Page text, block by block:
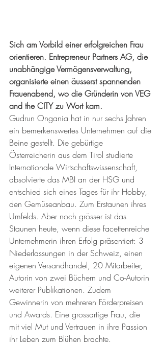
Sich am Vorbild einer erfolgreichen Frau
orientieren. Entrepreneur Partners AG, die
unabhängige Vermögensverwaltung,
organisierte einen äusserst spannenden
Frauenabend, wo die Gründerin von VEG
and the CITY zu Wort kam.
Gudrun Ongania hat in nur sechs Jahren
ein bemerkenswertes Unternehmen auf die
Beine gestellt. Die gebürtige
Österreicherin aus dem Tirol studierte
Internationale Wirtschaftswissenschaft,
absolvierte das MBI an der HSG und
entschied sich eines Tages für ihr Hobby,
den Gemüseanbau. Zum Erstaunen ihres
Umfelds. Aber noch grösser ist das
Staunen heute, wenn diese facettenreiche
Unternehmerin ihren Erfolg präsentiert: 3
Niederlassungen in der Schweiz, einen
eigenen Versandhandel, 20 Mitarbeiter,
Autorin von zwei Büchern und Co-Autorin
weiterer Publikationen. Zudem
Gewinnerin von mehreren Förderpreisen
und Awards. Eine grossartige Frau, die
mit viel Mut und Vertrauen in ihre Passion
ihr Leben zum Blühen brachte.